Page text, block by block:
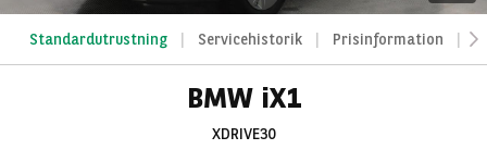
Standardutrustning Servicehistorik Prisinformation
BMW iX1
XDRIVE30